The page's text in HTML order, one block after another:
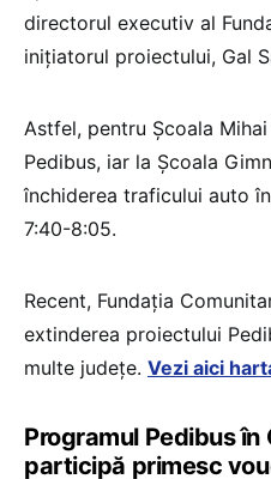
directorul executiv al
inițiatorul proiectului, Gal
Astfel, pentru Școala
Pedibus, iar la Școala
închiderea traficului auto
7:40-8:05.
Recent, Fundația
extinderea proiectului
multe județe. Vezi aici
Programul Pedibus în
participă primesc